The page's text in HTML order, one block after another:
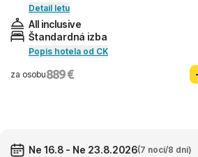
Detail letu
All inclusive
Štandardná izba
Popis hotela od CK
za osobu889 €
Ne 16.8 - Ne 23.8.2026(7 nocí/8 dní)